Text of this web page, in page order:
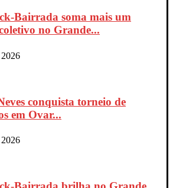
Bairrada soma mais um
no Grande...
conquista torneio de
em Ovar...